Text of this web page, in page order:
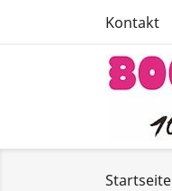
Kontakt
Startseite